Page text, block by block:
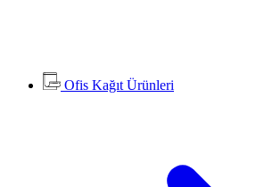
Ofis Kağıt Ürünleri